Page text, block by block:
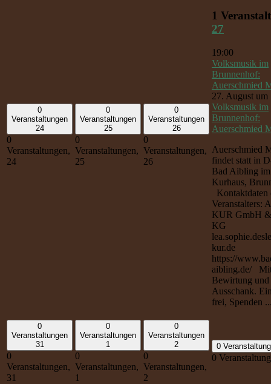
0
Veranstaltungen
24
0
Veranstaltungen,
24
0
Veranstaltungen
25
0
Veranstaltungen,
25
0
Veranstaltungen
26
0
Veranstaltungen,
26
1
27
19:00
Volksmusik im
Brunnenhof:
Auerschmied
27. August um
Volksmusik im
Brunnenhof:
Auerschmied
Auerschmied
findet statt in
Bad Aibling im
Kurhaus,
Kontaktdaten
Veranstalters:
KUR GmbH
KG
kur.de
https://
aibling.de/
Bewirtung und
Ausschank.
frei, Spenden
0
Veranstaltungen
31
0
Veranstaltungen,
31
0
Veranstaltungen
1
0
Veranstaltungen,
1
0
Veranstaltungen
2
0
Veranstaltungen,
2
0
0